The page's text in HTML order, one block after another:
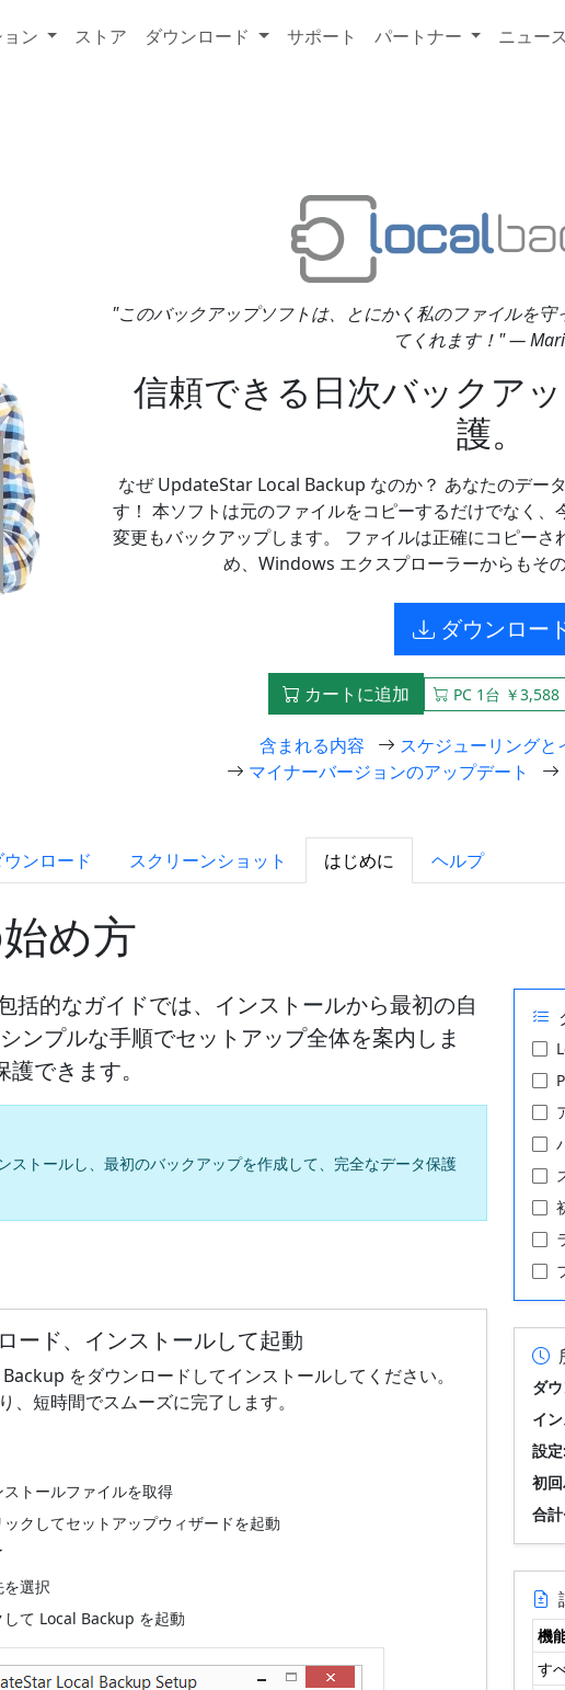
ン ストア ダウンロード サポート パートナー ニュース
"このバックアップソフトは、とにかく私のファイルを
てくれます！" —
信頼できる日次バックア
護。
なぜ UpdateStar Local Backup なのか？ あなたのデー
す！ 本ソフトは元のファイルをコピーするだけでなく
変更もバックアップします。 ファイルは正確にコピー
め、Windows エクスプローラーからもそ
ダウンロー
カートに追加 PC 1台 ￥3,588
含まれる内容
スケジューリングと
マイナーバージョンのアップデート
ウンロード スクリーンショット はじめに ヘルプ
め方
括的なガイドでは、インストールから最初の自
ンプルな手順でセットアップ全体を案内しま
できます。
トールし、最初のバックアップを作成して、完全なデータ保護
ード、インストールして起動
をダウンロードしてインストールしてください。
、短時間でスムーズに完了します。
トールファイルを取得
クしてセットアップウィザードを起動
選択
て Local Backup を起動
ダ
イ
設定:
初
合
機
す